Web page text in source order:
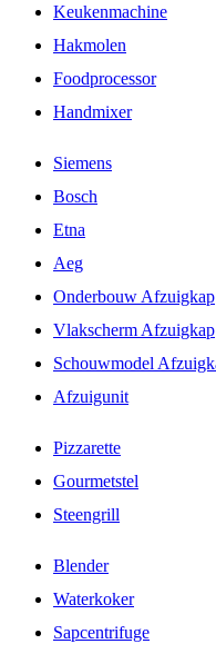
Keukenmachine
Hakmolen
Foodprocessor
Handmixer
Siemens
Bosch
Etna
Aeg
Onderbouw Afzuigkap
Vlakscherm Afzuigkap
Schouwmodel
Afzuigunit
Pizzarette
Gourmetstel
Steengrill
Blender
Waterkoker
Sapcentrifuge